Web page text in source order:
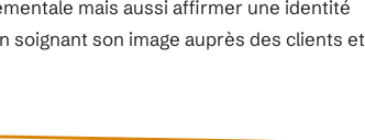
mais aussi affirmer une identité
son image auprès des clients et